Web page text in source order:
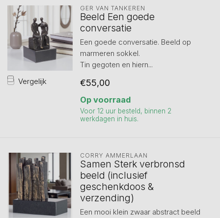
Vergelijk
GER VAN TANKEREN
Beeld Een goede
conversatie
Een goede conversatie. Beeld op
marmeren sokkel.
Tin gegoten en hiern...
€55,00
Op voorraad
Voor 12 uur besteld, binnen 2
werkdagen in huis.
CORRY AMMERLAAN
Samen Sterk verbronsd
beeld (inclusief
geschenkdoos &
verzending)
Een mooi klein zwaar abstract beeld